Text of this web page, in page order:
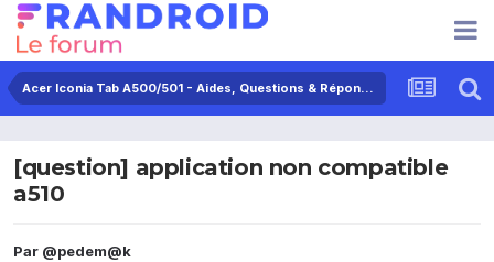
Acer Iconia Tab A500/501 - Aides, Questions & Réponses
[question] application non compatible
a510
Par @pedem@k